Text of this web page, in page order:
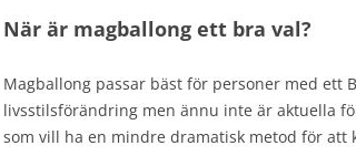
När är magballong ett bra val?
Magballong passar bäst för personer med ett
livsstilsförändring men ännu inte är aktuella
som vill ha en mindre dramatisk metod för att